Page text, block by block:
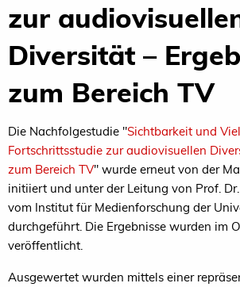
zur
Diversität –
zum Bereich TV
Die Nachfolgestudie "Sichtbarkeit und
Fortschrittsstudie zur audiovisuellen
zum Bereich TV" wurde erneut von der
initiiert und unter der Leitung von Prof.
vom Institut für Medienforschung der
durchgeführt. Die Ergebnisse wurden im
veröffentlicht.
Ausgewertet wurden mittels einer